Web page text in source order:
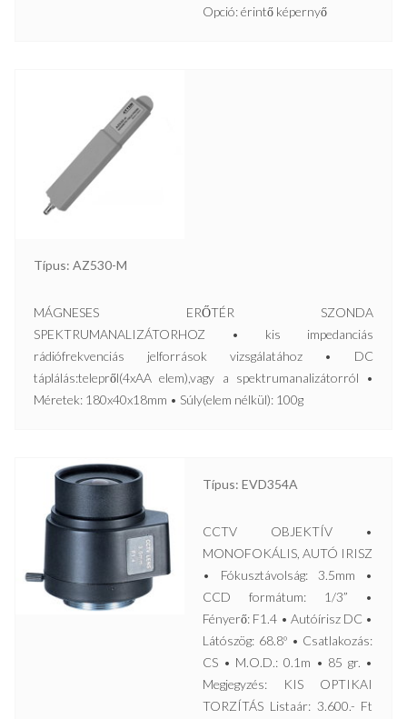
Opció: érintő képernyő
Típus: AZ530-M
MÁGNESES ERŐTÉR SZONDA
SPEKTRUMANALIZÁTORHOZ • kis impedanciás
rádiófrekvenciás jelforrások vizsgálatához • DC
táplálás:telepről(4xAA elem),vagy a spektrumanalizátorról •
Méretek: 180x40x18mm • Súly(elem nélkül): 100g
Típus: EVD354A
CCTV OBJEKTÍV •
MONOFOKÁLIS, AUTÓ IRISZ
• Fókusztávolság: 3.5mm •
CCD formátum: 1/3” •
Fényerő: F1.4 • Autóírisz DC •
Látószög: 68.8º • Csatlakozás:
CS • M.O.D.: 0.1m • 85 gr. •
Megjegyzés: KIS OPTIKAI
TORZÍTÁS Listaár: 3.600.- Ft